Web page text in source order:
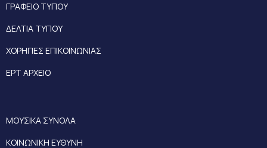
ΓΡΑΦΕΙΟ ΤΥΠΟΥ
ΔΕΛΤΙΑ ΤΥΠΟΥ
ΧΟΡΗΓΙΕΣ ΕΠΙΚΟΙΝΩΝΙΑΣ
ΕΡΤ ΑΡΧΕΙΟ
ΜΟΥΣΙΚΑ ΣΥΝΟΛΑ
ΚΟΙΝΩΝΙΚΗ ΕΥΘΥΝΗ